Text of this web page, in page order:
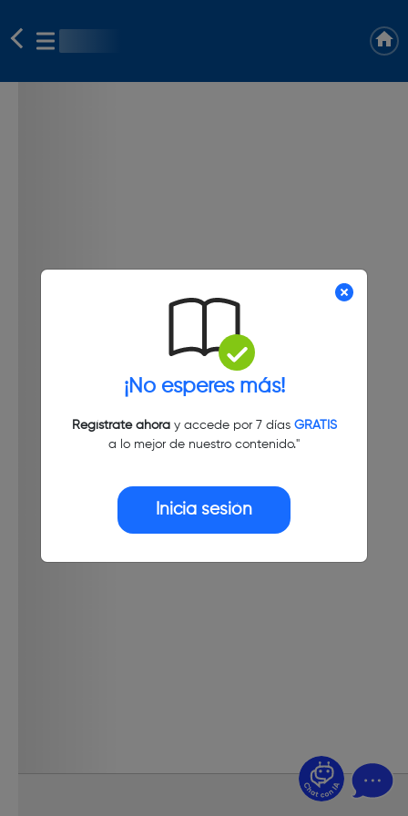
¡No esperes más!
Regístrate ahoray accede por 7 días GRATIS
a lo mejor de nuestro contenido."
Inicia sesión